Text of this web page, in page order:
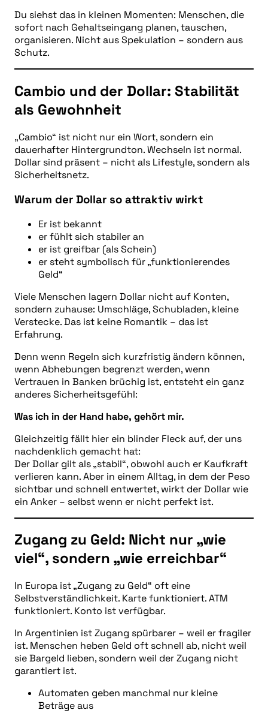
Du siehst das in kleinen Momenten: Menschen, die
sofort nach Gehaltseingang planen, tauschen,
organisieren. Nicht aus Spekulation – sondern aus
Schutz.
Cambio und der Dollar: Stabilität
als Gewohnheit
„Cambio“ ist nicht nur ein Wort, sondern ein
dauerhafter Hintergrundton. Wechseln ist normal.
Dollar sind präsent – nicht als Lifestyle, sondern als
Sicherheitsnetz.
Warum der Dollar so attraktiv wirkt
Er ist bekannt
er fühlt sich stabiler an
er ist greifbar (als Schein)
er steht symbolisch für „funktionierendes
Geld“
Viele Menschen lagern Dollar nicht auf Konten,
sondern zuhause: Umschläge, Schubladen, kleine
Verstecke. Das ist keine Romantik – das ist
Erfahrung.
Denn wenn Regeln sich kurzfristig ändern können,
wenn Abhebungen begrenzt werden, wenn
Vertrauen in Banken brüchig ist, entsteht ein ganz
anderes Sicherheitsgefühl:
Was ich in der Hand habe, gehört mir.
Gleichzeitig fällt hier ein blinder Fleck auf, der uns
nachdenklich gemacht hat:
Der Dollar gilt als „stabil“, obwohl auch er Kaufkraft
verlieren kann. Aber in einem Alltag, in dem der Peso
sichtbar und schnell entwertet, wirkt der Dollar wie
ein Anker – selbst wenn er nicht perfekt ist.
Zugang zu Geld: Nicht nur „wie
viel“, sondern „wie erreichbar“
In Europa ist „Zugang zu Geld“ oft eine
Selbstverständlichkeit. Karte funktioniert. ATM
funktioniert. Konto ist verfügbar.
In Argentinien ist Zugang spürbarer – weil er fragiler
ist. Menschen heben Geld oft schnell ab, nicht weil
sie Bargeld lieben, sondern weil der Zugang nicht
garantiert ist.
Automaten geben manchmal nur kleine
Beträge aus